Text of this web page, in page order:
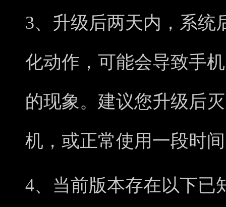
3、升级后两天内，系统
化动作，可能会导致手
的现象。建议您升级后
机，或正常使用一段时
4、当前版本存在以下已